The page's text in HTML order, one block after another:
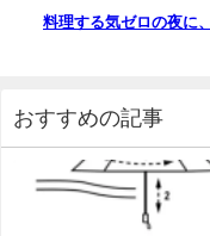
料理する気ゼロの夜に
おすすめの記事